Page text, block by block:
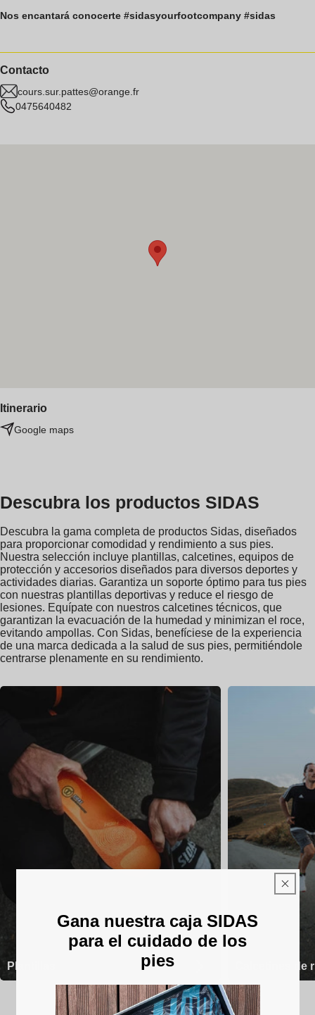
Nos encantará conocerte #sidasyourfootcompany #sidas
Itinerario
Google maps
Contacto
cours.sur.pattes@orange.fr
0475640482
Descubra los productos SIDAS
Descubra la gama completa de productos Sidas, diseñados
para proporcionar comodidad y rendimiento a sus pies.
Nuestra selección incluye plantillas, calcetines, equipos de
protección y accesorios diseñados para diversos deportes y
actividades diarias. Garantiza un soporte óptimo para tus pies
con nuestras plantillas deportivas y reduce el riesgo de
lesiones. Equípate con nuestros calcetines técnicos, que
garantizan la evacuación de la humedad y minimizan el roce,
evitando ampollas. Con Sidas, benefíciese de la experiencia
de una marca dedicada a la salud de sus pies, permitiéndole
centrarse plenamente en su rendimiento.
Plantillas Calcetines de
Gana nuestra caja SIDAS
para el cuidado de los
pies